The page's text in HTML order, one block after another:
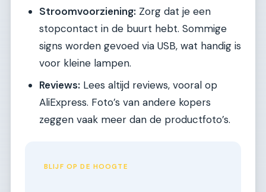
Stroomvoorziening: Zorg dat je een
stopcontact in de buurt hebt. Sommige
signs worden gevoed via USB, wat handig is
voor kleine lampen.
Reviews: Lees altijd reviews, vooral op
AliExpress. Foto’s van andere kopers
zeggen vaak meer dan de productfoto’s.
BLIJF OP DE HOOGTE